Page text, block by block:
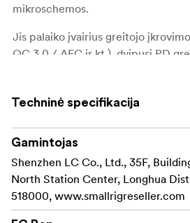
mikroschemos.
Jis palaiko įvairius greitojo
QC 3.0 / AFC ir kt.), dvipusį PD
greitesnį ir saugesnį įkrovimą,
srovės viršijimo, trumpojo jungimo,
viršijimo, įtampos viršijimo ir kt.
Akumuliatoriaus korpuse yra D-
DC 8V-OUT / DC12V-OUT / BP
Techninė specifikacija
Gamintojas
Shenzhen LC Co., Ltd., 35F,
North Station Center, Longhua
518000, www.smallrigreseller.com